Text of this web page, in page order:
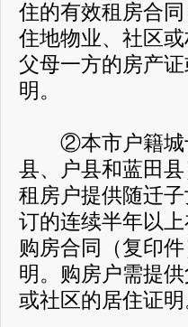
住的有效租房合
住地物业、社区
父母一方的房产
明。
②本市户籍城十
县、户县和蓝田
租房户提供随迁
订的连续半年以
购房合同（复印
明。购房户需提
或社区的居住证明